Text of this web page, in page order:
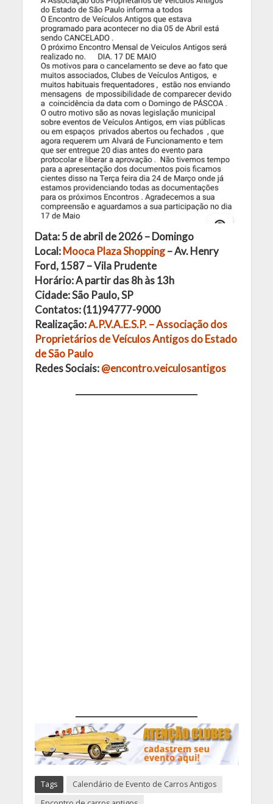
Data: 5 de abril de 2026 – Domingo
Local:Mooca Plaza Shopping– Av. Henry
Ford, 1587 – Vila Prudente
Horário: A partir das 8h às 13h
Cidade: São Paulo, SP
Contatos: (11)94777-9000
Realização:A.P.V.A.E.S.P. – Associação dos
Proprietários de Veículos Antigos do Estado
de São Paulo
Redes Sociais:@encontro.veiculosantigos
Tags
Calendário de Evento de Carros Antigos